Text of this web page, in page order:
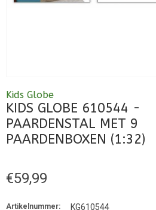
Kids Globe
KIDS GLOBE 610544 -
PAARDENSTAL MET 9
PAARDENBOXEN (1:32)
€59,99
Artikelnummer: KG610544